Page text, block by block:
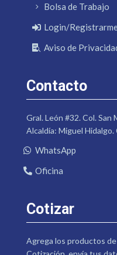
Bolsa de Trabajo
Login/
Aviso de
Contacto
Gral. León #32. Col.
Alcaldía: Miguel Hidalgo.
WhatsApp
Oficina
Cotizar
Agrega los productos